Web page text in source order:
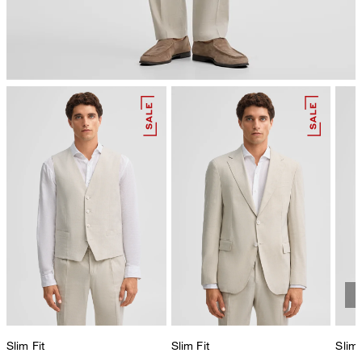
chemische Reinigung mit Perchlorethylen, schonend
Slim Fit Slim Fit Slim